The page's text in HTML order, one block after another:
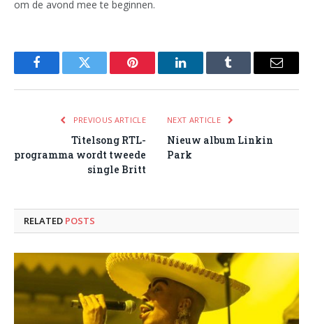
om de avond mee te beginnen.
FacebookTwitter Pinterest LinkedInTumblr Email
PREVIOUS ARTICLE
Titelsong RTL-
programma wordt tweede
single Britt
NEXT ARTICLE
Nieuw album Linkin
Park
RELATED POSTS